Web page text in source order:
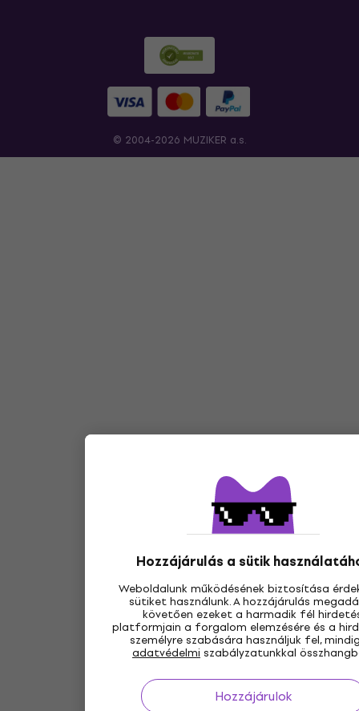
Hozzájárulás a sütik
Weboldalunk működésének biztosítása
sütiket használunk. A hozzájárulás
követően ezeket a harmadik fél
platformjain a forgalom elemzésére és a
személyre szabására használjuk fel,
adatvédelmi szabályzatunkkal
Hozzájárulok
© 2004-2026 MUZIKER a.s.